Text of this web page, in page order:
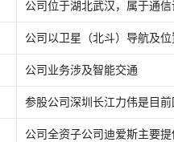
公司位于湖北武汉，属于通
公司以卫星（北斗）导航及
公司业务涉及智能交通
参股公司深圳长江力伟是目
公司全资子公司迪爱斯主要